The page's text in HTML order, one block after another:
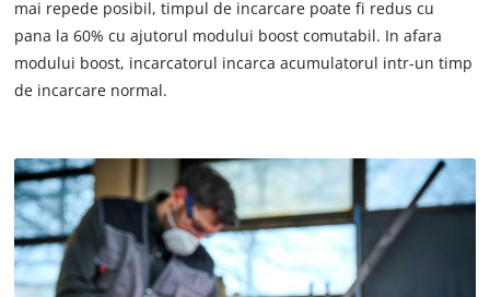
mai repede posibil, timpul de incarcare poate fi redus cu
pana la 60% cu ajutorul modului boost comutabil. In afara
modului boost, incarcatorul incarca acumulatorul intr-un timp
de incarcare normal.